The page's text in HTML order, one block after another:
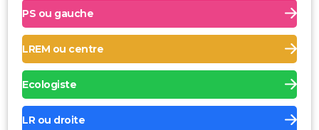
PS ou gauche
LREM ou centre
Ecologiste
LR ou droite